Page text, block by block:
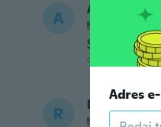
A Anna
Rok
Slightly
około 2 mies.
R Rick
Rok
Adres